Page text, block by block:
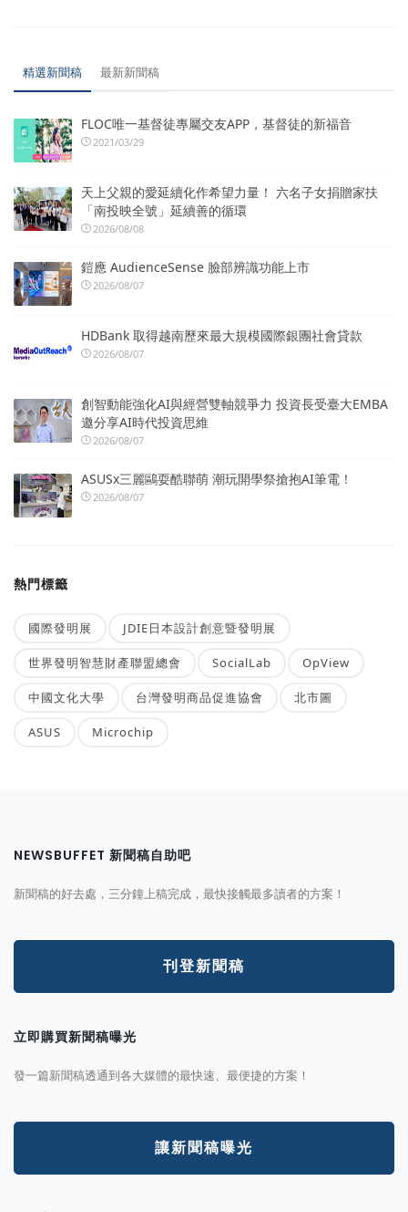
精選新聞稿 最新新聞稿
FLOC唯一基督徒專屬交友APP，基督徒的新福音
2021/03/29
天上父親的愛延續化作希望力量！ 六名子女捐贈家扶
「南投映全號」延續善的循環
2026/08/08
鎧應 AudienceSense 臉部辨識功能上市
2026/08/07
HDBank 取得越南歷來最大規模國際銀團社會貸款
2026/08/07
創智動能強化AI與經營雙軸競爭力 投資長受臺大EMBA
邀分享AI時代投資思維
2026/08/07
ASUSx三麗鷗耍酷聯萌 潮玩開學祭搶抱AI筆電！
2026/08/07
熱門標籤
國際發明展 JDIE日本設計創意暨發明展
世界發明智慧財產聯盟總會 SocialLab OpView
中國文化大學 台灣發明商品促進協會 北市圖
ASUS Microchip
NEWSBUFFET 新聞稿自助吧
新聞稿的好去處，三分鐘上稿完成，最快接觸最多讀者的方案！
刊登新聞稿
立即購買新聞稿曝光
發一篇新聞稿透通到各大媒體的最快速、最便捷的方案！
讓新聞稿曝光